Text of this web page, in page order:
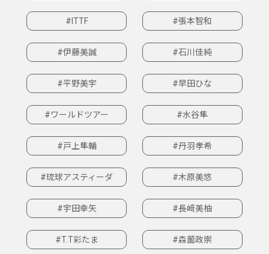
#ITTF #張本智和
#伊藤美誠 #石川佳純
#平野美宇 #早田ひな
#ワールドツアー #水谷隼
#戸上隼輔 #丹羽孝希
#琉球アスティーダ #木原美悠
#宇田幸矢 #長﨑美柚
#T.T彩たま #森薗政崇